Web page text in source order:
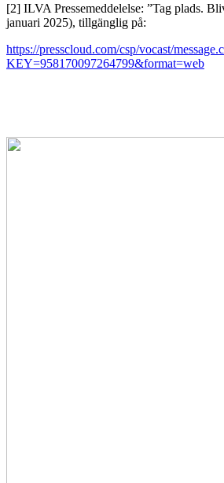
[2] ILVA Pressemeddelelse: ”Tag plads.
januari 2025), tillgänglig på:
https://presscloud.com/csp/vocast/
KEY=958170097264799&format=web